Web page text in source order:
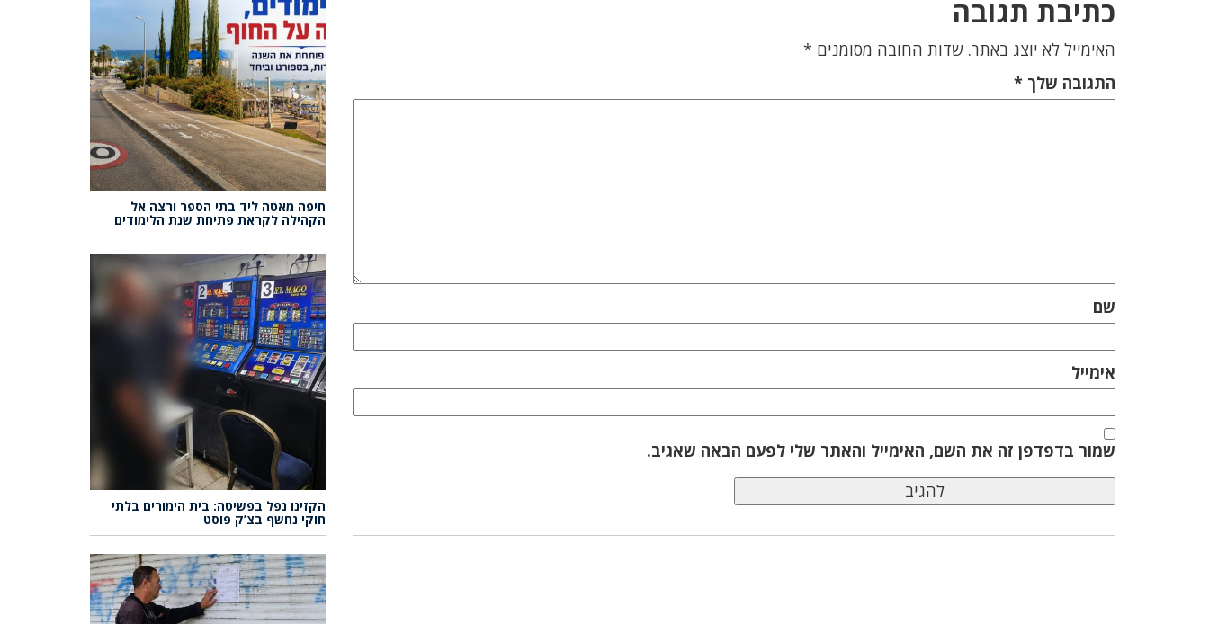
כתיבת תגובה
האימייל לא יוצג באתר. שדות החובה מסומנים *
התגובה שלך*
שם
אימייל
שמור בדפדפן זה את השם, האימייל והאתר שלי לפעם הבאה שאגיב.
חיפה מאטה ליד בתי הספר ורצה אל
הקהילה לקראת פתיחת שנת הלימודים
הקזינו נפל בפשיטה: בית הימורים בלתי
חוקי נחשף בצ’ק פוסט